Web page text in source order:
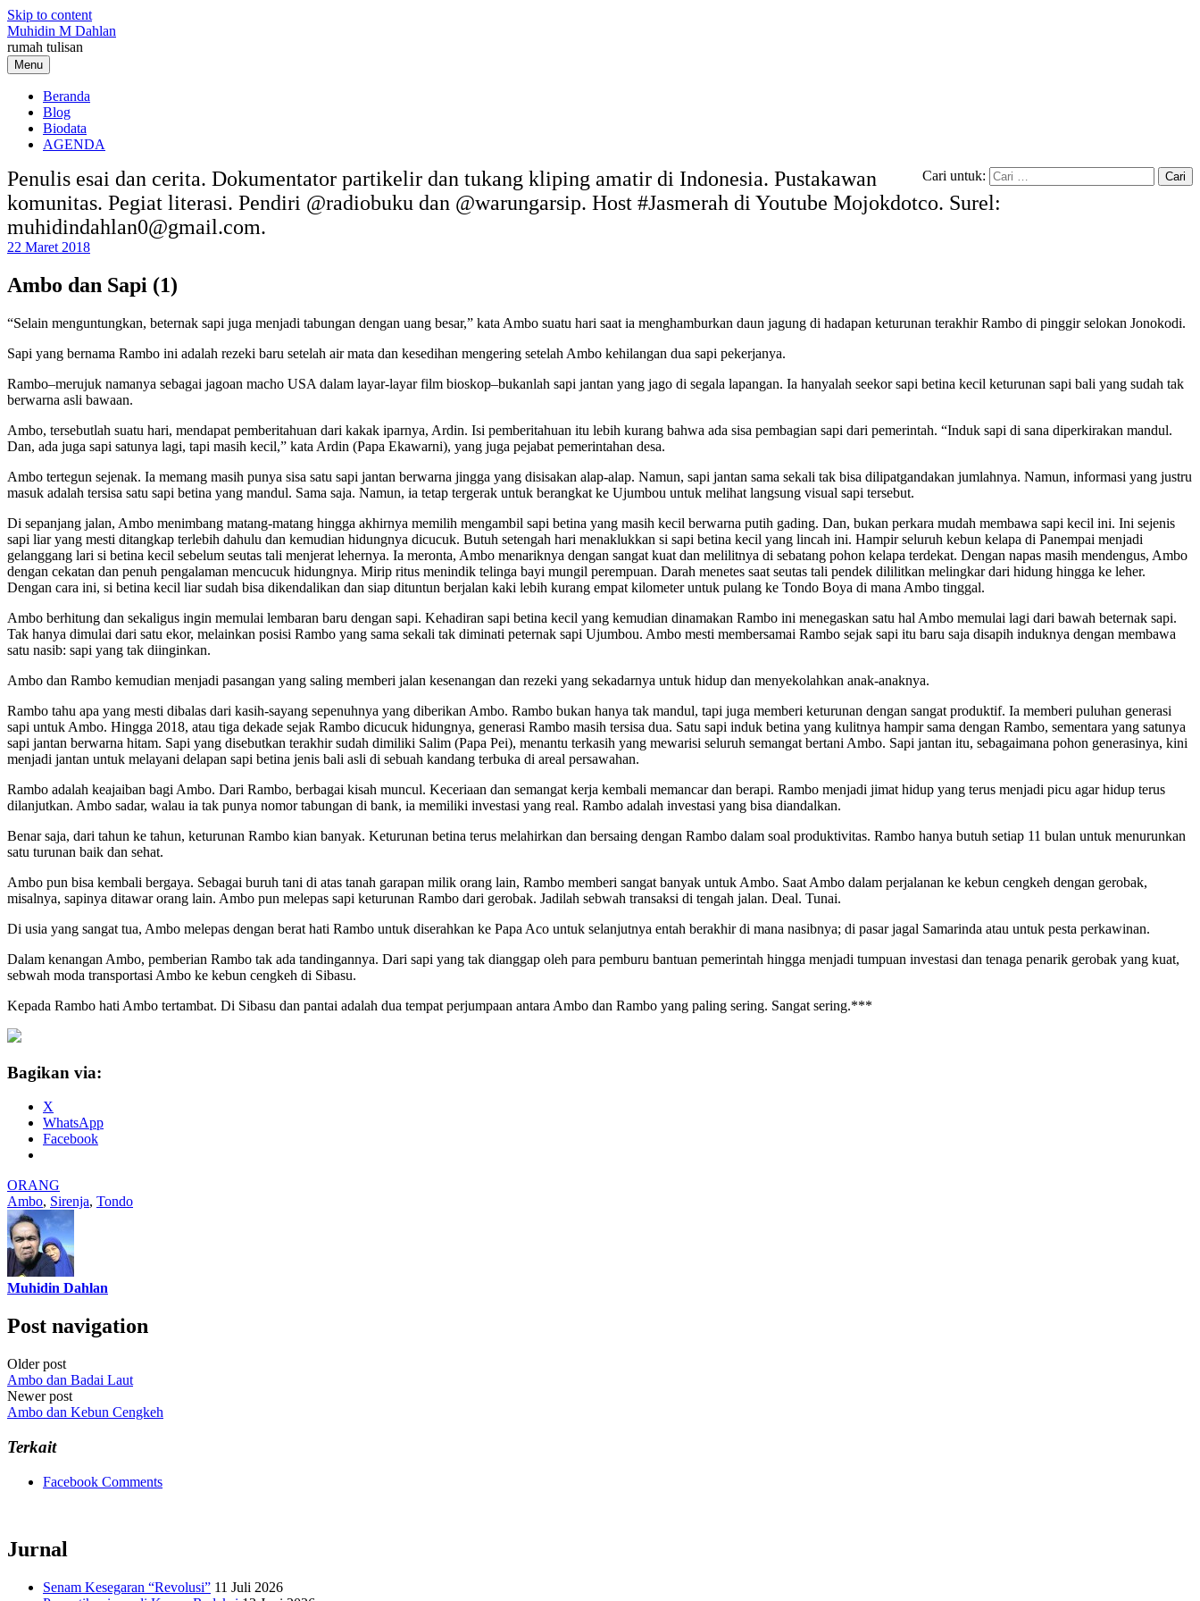
Skip to content
Muhidin M Dahlan
rumah tulisan
Menu
Beranda
Blog
Biodata
AGENDA
Cari untuk:
Penulis esai dan cerita. Dokumentator partikelir dan tukang kliping amatir di Indonesia. Pustakawan
komunitas. Pegiat literasi. Pendiri @radiobuku dan @warungarsip. Host #Jasmerah di Youtube Mojokdotco. Surel:
muhidindahlan0@gmail.com.
22 Maret 2018
Ambo dan Sapi (1)
“Selain menguntungkan, beternak sapi juga menjadi tabungan dengan uang besar,” kata Ambo suatu hari saat ia menghamburkan daun jagung di hadapan keturunan terakhir Rambo di pinggir selokan Jonokodi.
Sapi yang bernama Rambo ini adalah rezeki baru setelah air mata dan kesedihan mengering setelah Ambo kehilangan dua sapi pekerjanya.
Rambo–merujuk namanya sebagai jagoan macho USA dalam layar-layar film bioskop–bukanlah sapi jantan yang jago di segala lapangan. Ia hanyalah seekor sapi betina kecil keturunan sapi bali yang sudah tak
berwarna asli bawaan.
Ambo, tersebutlah suatu hari, mendapat pemberitahuan dari kakak iparnya, Ardin. Isi pemberitahuan itu lebih kurang bahwa ada sisa pembagian sapi dari pemerintah. “Induk sapi di sana diperkirakan mandul.
Dan, ada juga sapi satunya lagi, tapi masih kecil,” kata Ardin (Papa Ekawarni), yang juga pejabat pemerintahan desa.
Ambo tertegun sejenak. Ia memang masih punya sisa satu sapi jantan berwarna jingga yang disisakan alap-alap. Namun, sapi jantan sama sekali tak bisa dilipatgandakan jumlahnya. Namun, informasi yang justru
masuk adalah tersisa satu sapi betina yang mandul. Sama saja. Namun, ia tetap tergerak untuk berangkat ke Ujumbou untuk melihat langsung visual sapi tersebut.
Di sepanjang jalan, Ambo menimbang matang-matang hingga akhirnya memilih mengambil sapi betina yang masih kecil berwarna putih gading. Dan, bukan perkara mudah membawa sapi kecil ini. Ini sejenis
sapi liar yang mesti ditangkap terlebih dahulu dan kemudian hidungnya dicucuk. Butuh setengah hari menaklukkan si sapi betina kecil yang lincah ini. Hampir seluruh kebun kelapa di Panempai menjadi
gelanggang lari si betina kecil sebelum seutas tali menjerat lehernya. Ia meronta, Ambo menariknya dengan sangat kuat dan melilitnya di sebatang pohon kelapa terdekat. Dengan napas masih mendengus, Ambo
dengan cekatan dan penuh pengalaman mencucuk hidungnya. Mirip ritus menindik telinga bayi mungil perempuan. Darah menetes saat seutas tali pendek dililitkan melingkar dari hidung hingga ke leher.
Dengan cara ini, si betina kecil liar sudah bisa dikendalikan dan siap dituntun berjalan kaki lebih kurang empat kilometer untuk pulang ke Tondo Boya di mana Ambo tinggal.
Ambo berhitung dan sekaligus ingin memulai lembaran baru dengan sapi. Kehadiran sapi betina kecil yang kemudian dinamakan Rambo ini menegaskan satu hal Ambo memulai lagi dari bawah beternak sapi.
Tak hanya dimulai dari satu ekor, melainkan posisi Rambo yang sama sekali tak diminati peternak sapi Ujumbou. Ambo mesti membersamai Rambo sejak sapi itu baru saja disapih induknya dengan membawa
satu nasib: sapi yang tak diinginkan.
Ambo dan Rambo kemudian menjadi pasangan yang saling memberi jalan kesenangan dan rezeki yang sekadarnya untuk hidup dan menyekolahkan anak-anaknya.
Rambo tahu apa yang mesti dibalas dari kasih-sayang sepenuhnya yang diberikan Ambo. Rambo bukan hanya tak mandul, tapi juga memberi keturunan dengan sangat produktif. Ia memberi puluhan generasi
sapi untuk Ambo. Hingga 2018, atau tiga dekade sejak Rambo dicucuk hidungnya, generasi Rambo masih tersisa dua. Satu sapi induk betina yang kulitnya hampir sama dengan Rambo, sementara yang satunya
sapi jantan berwarna hitam. Sapi yang disebutkan terakhir sudah dimiliki Salim (Papa Pei), menantu terkasih yang mewarisi seluruh semangat bertani Ambo. Sapi jantan itu, sebagaimana pohon generasinya, kini
menjadi jantan untuk melayani delapan sapi betina jenis bali asli di sebuah kandang terbuka di areal persawahan.
Rambo adalah keajaiban bagi Ambo. Dari Rambo, berbagai kisah muncul. Keceriaan dan semangat kerja kembali memancar dan berapi. Rambo menjadi jimat hidup yang terus menjadi picu agar hidup terus
dilanjutkan. Ambo sadar, walau ia tak punya nomor tabungan di bank, ia memiliki investasi yang real. Rambo adalah investasi yang bisa diandalkan.
Benar saja, dari tahun ke tahun, keturunan Rambo kian banyak. Keturunan betina terus melahirkan dan bersaing dengan Rambo dalam soal produktivitas. Rambo hanya butuh setiap 11 bulan untuk menurunkan
satu turunan baik dan sehat.
Ambo pun bisa kembali bergaya. Sebagai buruh tani di atas tanah garapan milik orang lain, Rambo memberi sangat banyak untuk Ambo. Saat Ambo dalam perjalanan ke kebun cengkeh dengan gerobak,
misalnya, sapinya ditawar orang lain. Ambo pun melepas sapi keturunan Rambo dari gerobak. Jadilah sebwah transaksi di tengah jalan. Deal. Tunai.
Di usia yang sangat tua, Ambo melepas dengan berat hati Rambo untuk diserahkan ke Papa Aco untuk selanjutnya entah berakhir di mana nasibnya; di pasar jagal Samarinda atau untuk pesta perkawinan.
Dalam kenangan Ambo, pemberian Rambo tak ada tandingannya. Dari sapi yang tak dianggap oleh para pemburu bantuan pemerintah hingga menjadi tumpuan investasi dan tenaga penarik gerobak yang kuat,
sebwah moda transportasi Ambo ke kebun cengkeh di Sibasu.
Kepada Rambo hati Ambo tertambat. Di Sibasu dan pantai adalah dua tempat perjumpaan antara Ambo dan Rambo yang paling sering. Sangat sering.***
Bagikan via:
X
WhatsApp
Facebook
ORANG
Ambo, Sirenja, Tondo
Muhidin Dahlan
Post navigation
Older post
Ambo dan Badai Laut
Newer post
Ambo dan Kebun Cengkeh
Terkait
Facebook Comments
Jurnal
Senam Kesegaran “Revolusi” 11 Juli 2026